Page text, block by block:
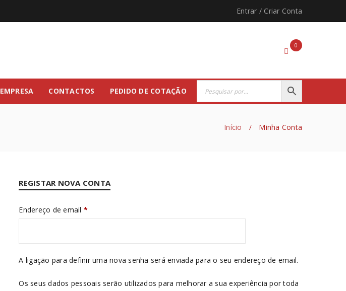
Entrar / Criar Conta
0
EMPRESA CONTACTOS PEDIDO DE COTAÇÃO
Início / Minha Conta
REGISTAR NOVA CONTA
Endereço de email *
A ligação para definir uma nova senha será enviada para o seu endereço de email.
Os seus dados pessoais serão utilizados para melhorar a sua experiência por toda